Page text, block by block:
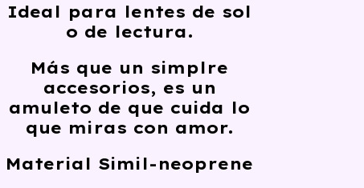
Ideal para lentes de sol
o de lectura.
Más que un simplre
accesorios, es un
amuleto de que cuida lo
que miras con amor.
Material Simil-neoprene